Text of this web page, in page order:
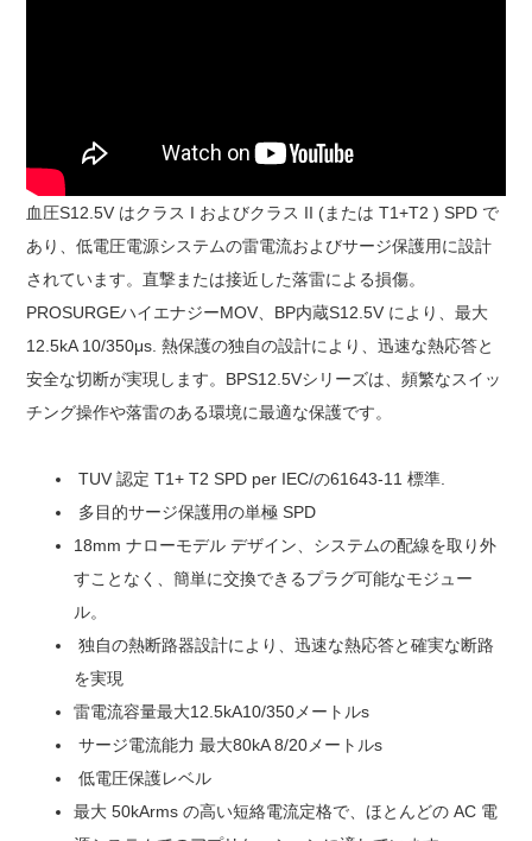
血圧S12.5V はクラス I およびクラス II (または T1+T2 ) SPD で
あり、低電圧電源システムの雷電流およびサージ保護用に設計
されています。直撃または接近した落雷による損傷。
PROSURGEハイエナジーMOV、BP内蔵S1 2 .5V により、最大
12.5kA 10/350μs. 熱保護の独自の設計により、迅速な熱応答と
安全な切断が実現します。BPS1 2 .5Vシリーズは、頻繁なスイッ
チング操作や落雷のある環境に最適な保護です。
TUV 認定 T1+ T2 SPD per IEC/の61643-11 標準
多目的サージ保護用の単極 SPD
18mm ナローモデル デザイン、 システムの配線を取り外
すことなく、簡単に交換できるプラグ可能なモジュー
ル。
独自の熱断路器設計により、迅速な熱応答と確実な断路
を実現
雷電流容量最大12.5kA10/350 メートルs
サージ電流能力 最大80kA 8/20 メートルs
低電圧保護レベル
最大 50kArms の高い短絡電流定格で、ほとんどの AC 電